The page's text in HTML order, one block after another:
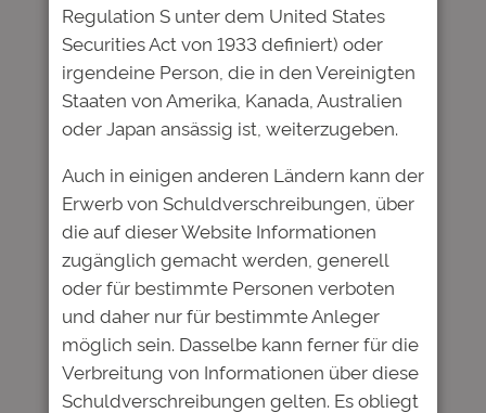
Kommentare
Schreibe einen Kommentar
Deine E-Mail-Adresse wird nicht
veröffentlicht.Erforderliche Felder
sind mit *markiert
Kommentar*
Regulation S unter dem United States
Securities Act von 1933 definiert) oder
irgendeine Person, die in den Vereinigten
Staaten von Amerika, Kanada, Australien
oder Japan ansässig ist, weiterzugeben.
Auch in einigen anderen Ländern kann der
Erwerb von Schuldverschreibungen, über
die auf dieser Website Informationen
zugänglich gemacht werden, generell
oder für bestimmte Personen verboten
und daher nur für bestimmte Anleger
möglich sein. Dasselbe kann ferner für die
Verbreitung von Informationen über diese
Schuldverschreibungen gelten. Es obliegt